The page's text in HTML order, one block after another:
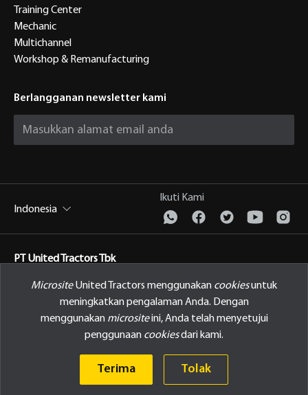
MicrositeUnited Tractors menggunakan cookiesuntuk
meningkatkan pengalaman Anda. Dengan
menggunakan micrositeini, Anda telah menyetujui
penggunaan cookiesdari kami.
Terima Tolak
Training Center
Mechanic
Multichannel
Workshop & Remanufacturing
Berlangganan newsletter kami
Indonesia
Ikuti Kami
PT United Tractors Tbk
Kebijakan Privasi
© 2026 PT United Tractors Tbk